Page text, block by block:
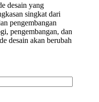
desain yang
singkat dari
pengembangan
pengembangan, dan
desain akan berubah